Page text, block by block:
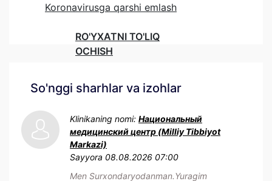
Koronavirusga qarshi emlash
RO'YXATNI TO'LIQ
OCHISH
So'nggi sharhlar va izohlar
Klinikaning nomi: Национальный
медицинский центр (Milliy Tibbiyot
Markazi)
Sayyora 08.08.2026 07:00
Men Surxondaryodanman.Yuragim